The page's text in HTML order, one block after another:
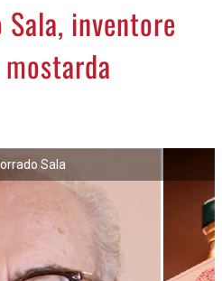
inventore
Sala